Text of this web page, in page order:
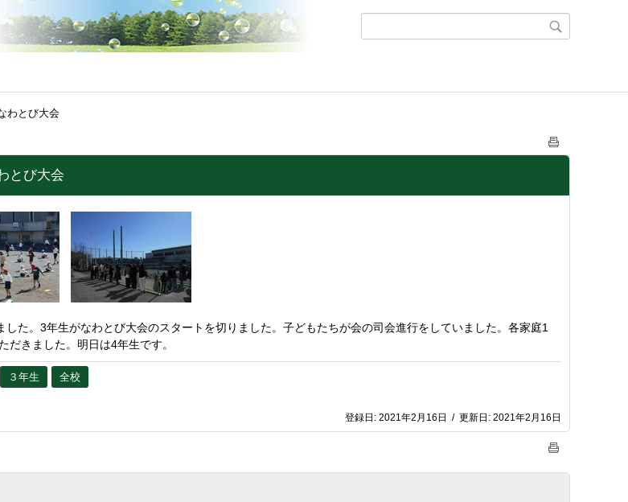
わとび大会
とび大会
た。3年生がなわとび大会のスタートを切りました。子どもたちが会の司会進行をしていました。各家庭1
だきました。明日は4年生です。
３年生 全校
登録日: 2021年2月16日 / 更新日: 2021年2月16日